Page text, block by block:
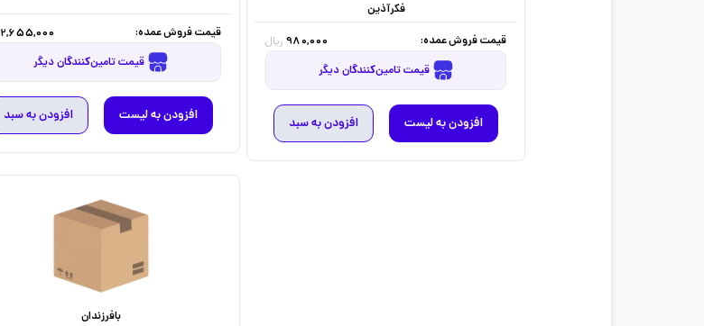
فکرآذین
قیمت فروش عمده:
980,000 ریال
قیمت تامین‌کنندگان دیگر
افزودن به لیست افزودن به سبد
قیمت فروش عمده: 2,655,000
قیمت تامین‌کنندگان دیگر
افزودن به لیست افزودن به سبد
بافرزندان